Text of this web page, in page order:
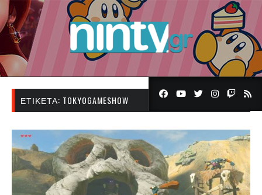
ΕΤΙΚΈΤΑ: TOKYOGAMESHOW